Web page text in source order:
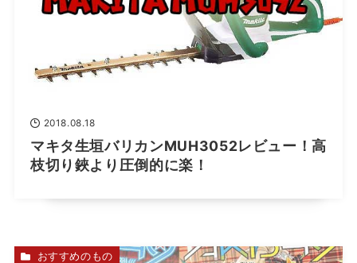
2018.08.18
マキタ生垣バリカンMUH3052レビュー！高
枝切り鋏より圧倒的に楽！
おすすめのもの